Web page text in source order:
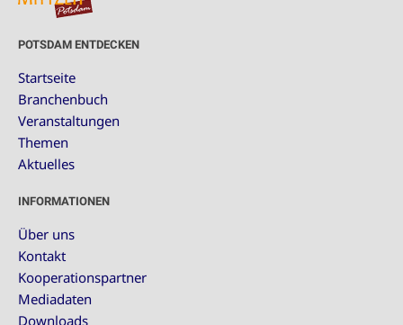
POTSDAM ENTDECKEN
Startseite
Branchenbuch
Veranstaltungen
Themen
Aktuelles
INFORMATIONEN
Über uns
Kontakt
Kooperationspartner
Mediadaten
Downloads